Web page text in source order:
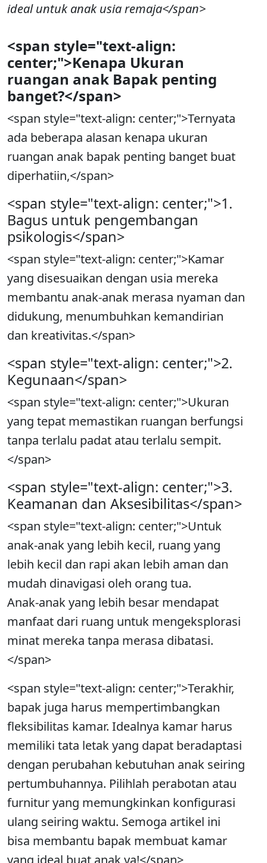
ideal untuk anak usia remaja</span>
<span style="text-align:
center;">Kenapa Ukuran
ruangan anak Bapak penting
banget?</span>
<span style="text-align: center;">Ternyata
ada beberapa alasan kenapa ukuran
ruangan anak bapak penting banget buat
diperhatiin,</span>
<span style="text-align: center;">1.
Bagus untuk pengembangan
psikologis</span>
<span style="text-align: center;">Kamar
yang disesuaikan dengan usia mereka
membantu anak-anak merasa nyaman dan
didukung, menumbuhkan kemandirian
dan kreativitas.</span>
<span style="text-align: center;">2.
Kegunaan</span>
<span style="text-align: center;">Ukuran
yang tepat memastikan ruangan berfungsi
tanpa terlalu padat atau terlalu sempit.
</span>
<span style="text-align: center;">3.
Keamanan dan Aksesibilitas</span>
<span style="text-align: center;">Untuk
anak-anak yang lebih kecil, ruang yang
lebih kecil dan rapi akan lebih aman dan
mudah dinavigasi oleh orang tua.
Anak-anak yang lebih besar mendapat
manfaat dari ruang untuk mengeksplorasi
minat mereka tanpa merasa dibatasi.
</span>
<span style="text-align: center;">Terakhir,
bapak juga harus mempertimbangkan
fleksibilitas kamar. Idealnya kamar harus
memiliki tata letak yang dapat beradaptasi
dengan perubahan kebutuhan anak seiring
pertumbuhannya. Pilihlah perabotan atau
furnitur yang memungkinkan konfigurasi
ulang seiring waktu. Semoga artikel ini
bisa membantu bapak membuat kamar